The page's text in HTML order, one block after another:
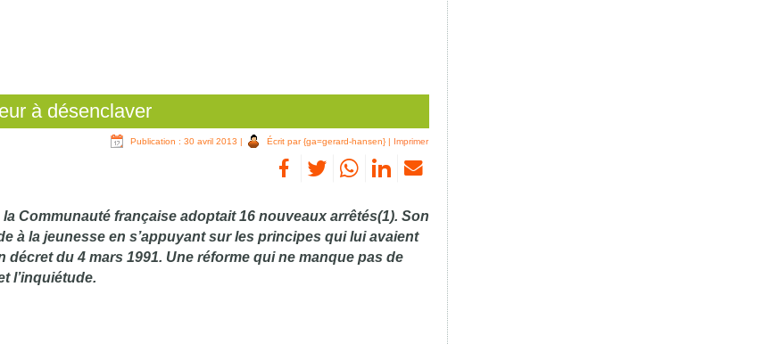
à désenclaver
Publication : 30 avril 2013 | Écrit par {ga=gerard-hansen} | Imprimer
Communauté française adoptait 16 nouveaux arrêtés(1). Son
à la jeunesse en s’appuyant sur les principes qui lui avaient
du 4 mars 1991. Une réforme qui ne manque pas de
l’inquiétude.